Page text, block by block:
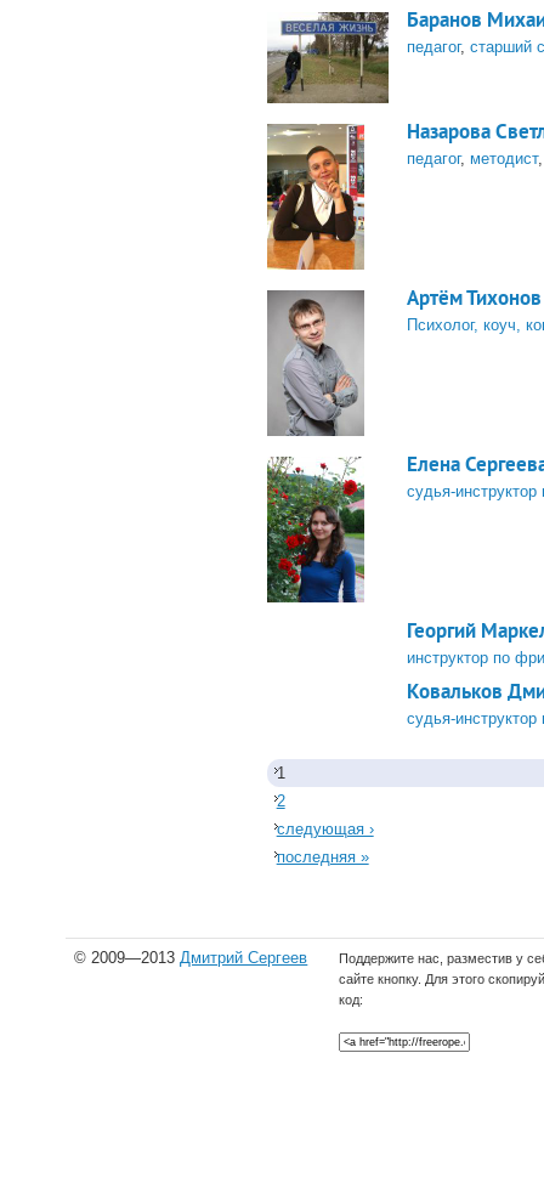
Баранов
педагог, старший
Назарова
педагог, методист
Артём Тихонов
Психолог, коуч,
Елена
судья-
Георгий
инструктор по
Ковальков
судья-
1
2
следующая ›
последняя »
© 2009—2013 Дмитрий Сергеев
Поддержите нас, разместив у
сайте кнопку. Для этого
код: